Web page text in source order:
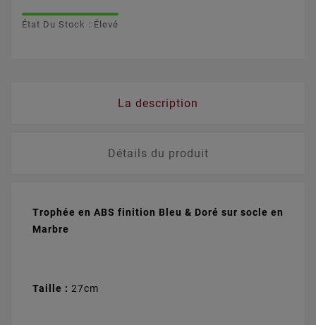
État Du Stock : Élevé
La description
Détails du produit
Trophée en ABS finition Bleu & Doré sur socle en
Marbre
Taille : 27cm